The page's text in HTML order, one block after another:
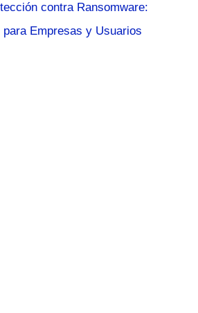
contra Ransomware:
Empresas y Usuarios